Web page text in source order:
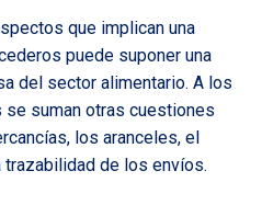
que implican una
puede suponer una
del sector alimentario. A los
suman otras cuestiones
los aranceles, el
trazabilidad de los envíos.